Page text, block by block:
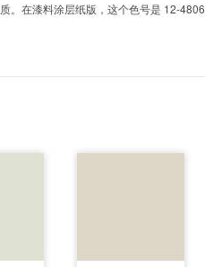
在漆料涂层纸版，这个色号是 12-